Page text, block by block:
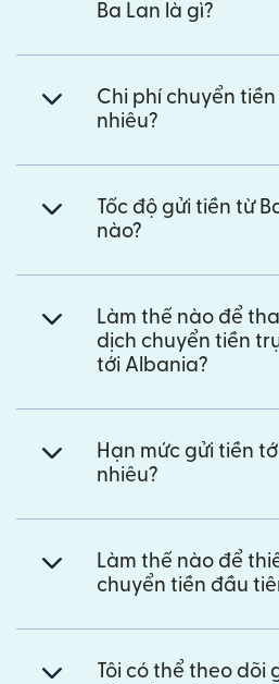
Ba Lan là gì?
Chi phí chuyển
nhiêu?
Tốc độ gửi tiền từ
nào?
Làm thế nào để
dịch chuyển tiền
tới Albania?
Hạn mức gửi tiền
nhiêu?
Làm thế nào để
chuyển tiền đầu
Tôi có thể theo dõi